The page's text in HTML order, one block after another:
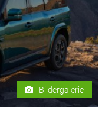
Bildergalerie